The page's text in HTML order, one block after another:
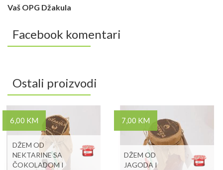
Vaš OPG Džakula
Facebook komentari
Ostali proizvodi
6,00 KM
DŽEM OD
NEKTARINE SA
ČOKOLADOM I
7,00 KM
DŽEM OD
JAGODA I